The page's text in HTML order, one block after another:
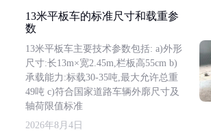
13米平板车的标准尺寸和载重参
数
13米平板车主要技术参数包括: a)外形
尺寸:长13m×宽2.45m,栏板高55cm b)
承载能力:标载30-35吨,最大允许总重
49吨 c)符合国家道路车辆外廓尺寸及
轴荷限值标准
2026年8月4日